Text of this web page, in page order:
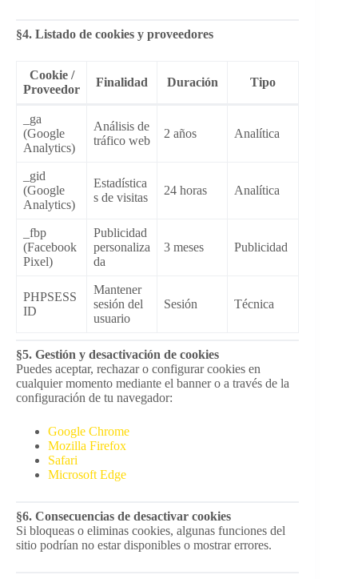
§4. Listado de cookies y proveedores
Cookie /
Proveedor
Finalidad Duración Tipo
_ga
(Google
Analytics)
Análisis de
tráfico web
2 años Analítica
_gid
(Google
Analytics)
Estadística
s de visitas
24 horas Analítica
_fbp
(Facebook
Pixel)
Publicidad
personaliza
da
3 meses Publicidad
PHPSESS
ID
Mantener
sesión del
usuario
Sesión Técnica
§5. Gestión y desactivación de cookies
Puedes aceptar, rechazar o configurar cookies en
cualquier momento mediante el banner o a través de la
configuración de tu navegador:
Google Chrome
Mozilla Firefox
Safari
Microsoft Edge
§6. Consecuencias de desactivar cookies
Si bloqueas o eliminas cookies, algunas funciones del
sitio podrían no estar disponibles o mostrar errores.